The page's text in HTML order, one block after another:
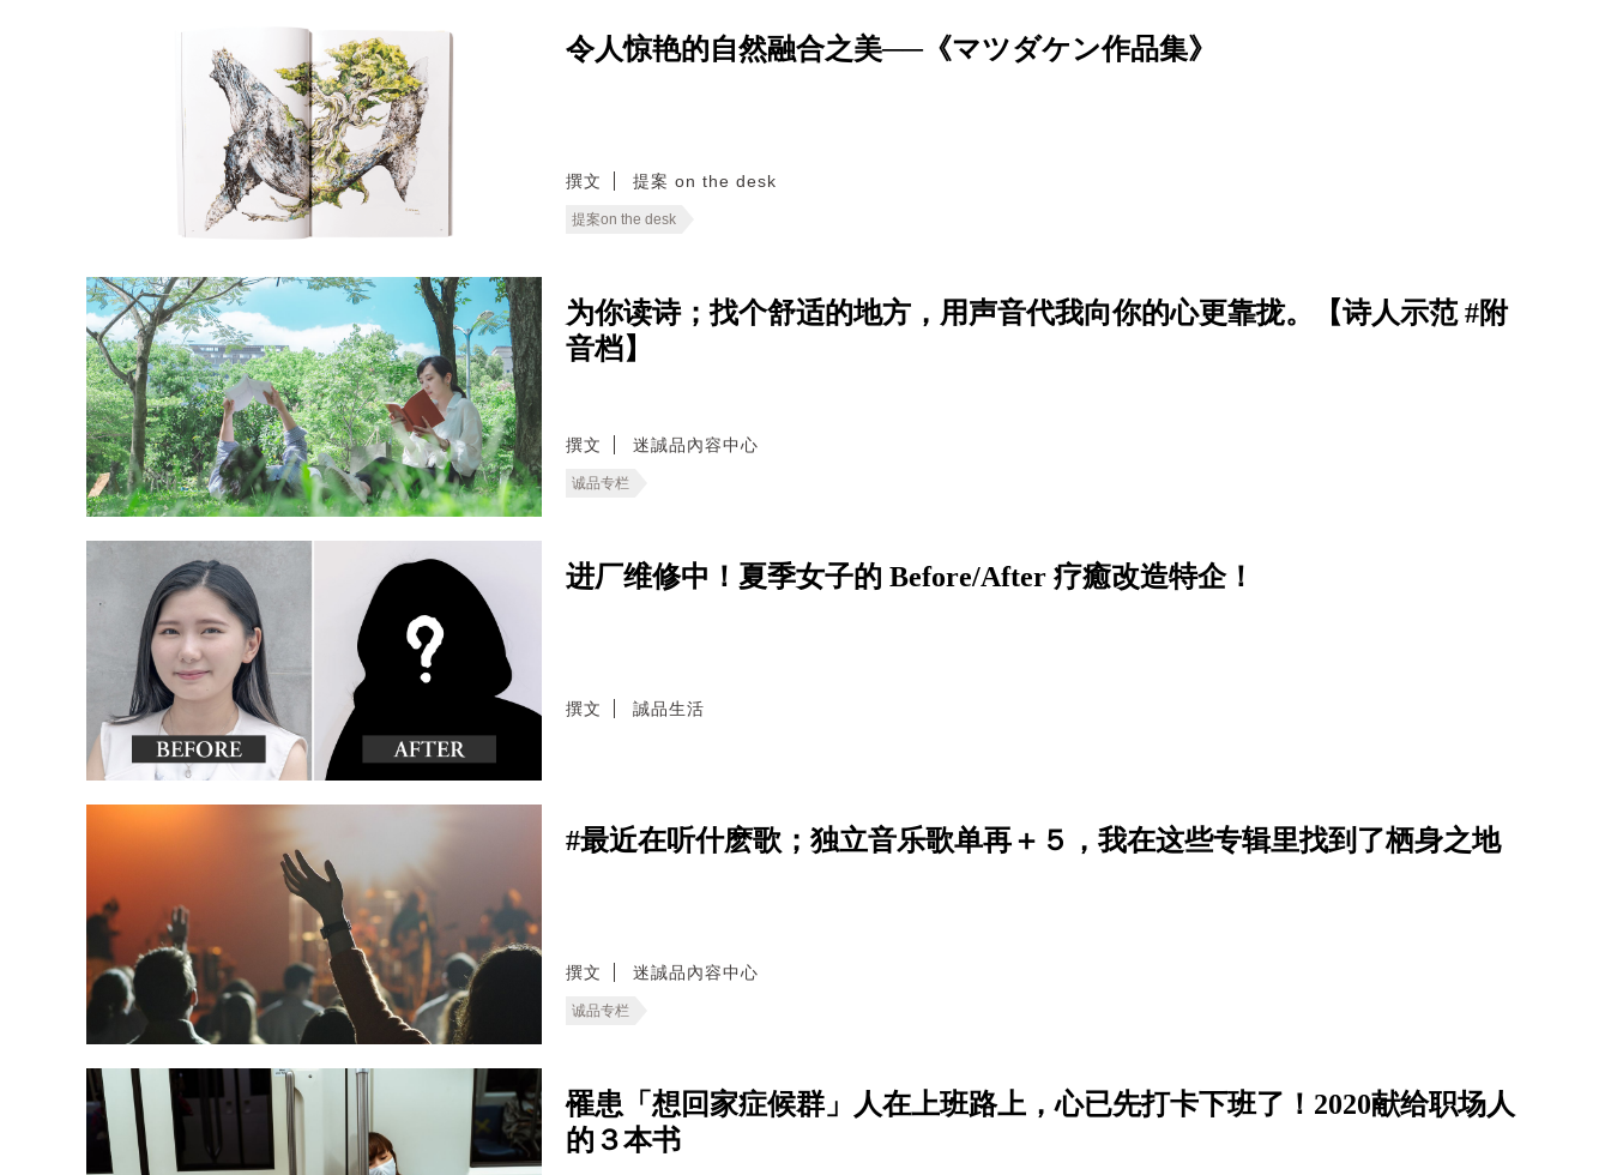
令人惊艳的自然融合之美──《マツダケン作品集》
撰文 提案 on the desk
提案on the desk
为你读诗；找个舒适的地方，用声音代我向你的心更靠拢。【诗人示范 #附
音档】
撰文 迷誠品內容中心
诚品专栏
进厂维修中！夏季女子的 Before/After 疗癒改造特企！
撰文 誠品生活
#最近在听什麽歌；独立音乐歌单再＋５，我在这些专辑里找到了栖身之地
撰文 迷誠品內容中心
诚品专栏
罹患「想回家症候群」人在上班路上，心已先打卡下班了！2020献给职场人
的３本书